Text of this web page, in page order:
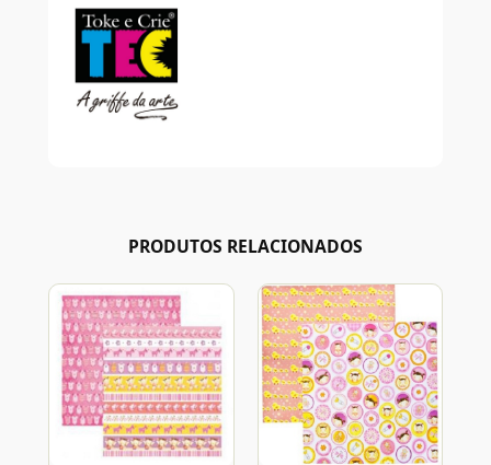
PRODUTOS RELACIONADOS